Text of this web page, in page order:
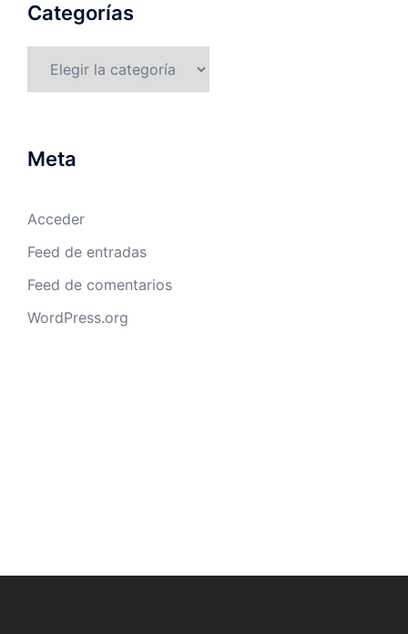
Categorías
Meta
Acceder
Feed de entradas
Feed de comentarios
WordPress.org